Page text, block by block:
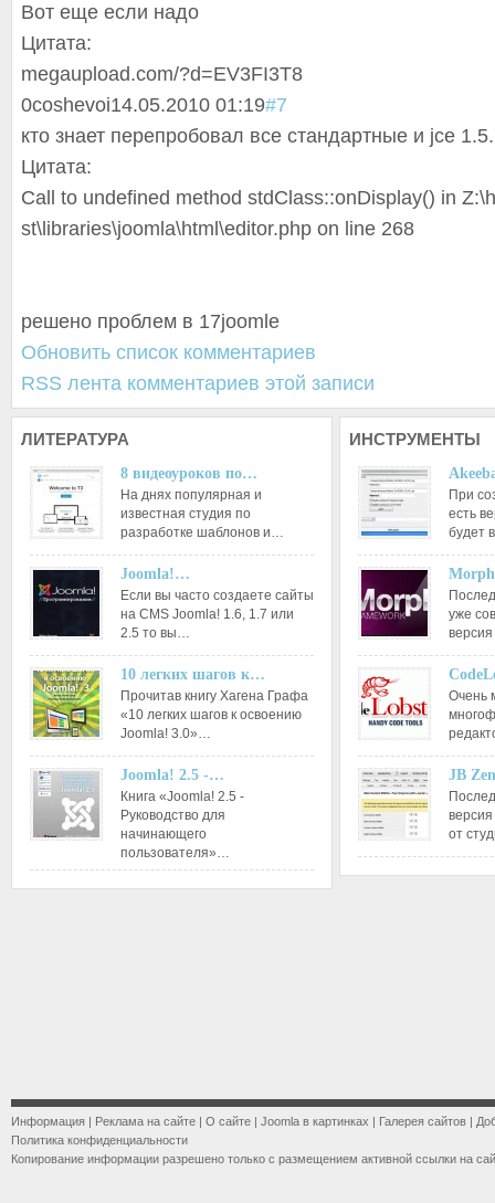
Вот еще если надо
Цитата:
megaupload.com/?d=EV3FI3T8
0coshevoi14.05.2010 01:19#7
кто знает перепробовал все стандартные и jce
Цитата:
Call to undefined method stdClass::onDisplay() in
st\libraries\joomla\html\editor.php on line 268
решено проблем в 17joomle
Обновить список комментариев
RSS лента комментариев этой записи
ЛИТЕРАТУРА
8 видеоуроков по…
На днях популярная и
известная студия по
разработке шаблонов и…
Joomla!…
Если вы часто создаете сайты
на CMS Joomla! 1.6, 1.7 или
2.5 то вы…
10 легких шагов к…
Прочитав книгу Хагена Графа
«10 легких шагов к освоению
Joomla! 3.0»…
Joomla! 2.5 -…
Книга «Joomla! 2.5 -
Руководство для
начинающего
пользователя»…
ИНСТРУМЕНТЫ
При
есть
будет
уже
Очень
JB
от
Информация | Реклама на сайте | О сайте | Joomla в картинках | Галерея сайтов |
Политика конфиденциальности
Копирование информации разрешено только с размещением активной ссылки на